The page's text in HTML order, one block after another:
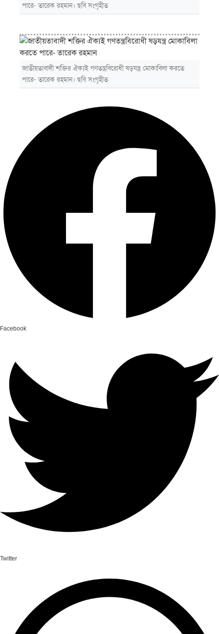
পারে- তারেক রহমান। ছবি সংগৃহীত
জাতীয়তাবাদী শক্তির ঐক্যই গণতন্ত্রবিরোধী ষড়যন্ত্র মোকাবিলা করতে
পারে- তারেক রহমান। ছবি সংগৃহীত
Facebook
Twitter